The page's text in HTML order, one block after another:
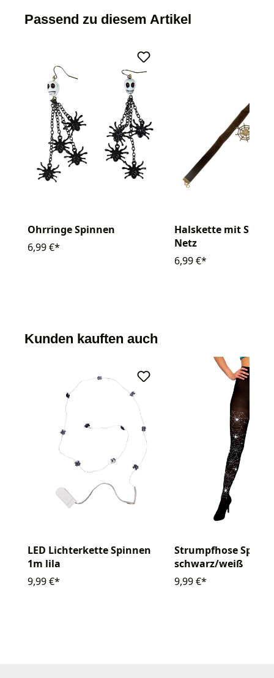
Passend zu diesem Artikel
Ohrringe Spinnen
6,99 €*
Halskette mit
Netz
6,99 €*
Kunden kauften auch
LED Lichterkette Spinnen
1m lila
9,99 €*
Strumpfhose
schwarz/weiß
9,99 €*